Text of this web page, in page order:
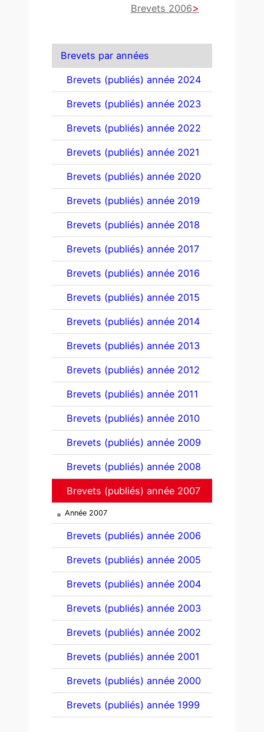
Brevets par années
Brevets (publiés) année 2024
Brevets (publiés) année 2023
Brevets (publiés) année 2022
Brevets (publiés) année 2021
Brevets (publiés) année 2020
Brevets (publiés) année 2019
Brevets (publiés) année 2018
Brevets (publiés) année 2017
Brevets (publiés) année 2016
Brevets (publiés) année 2015
Brevets (publiés) année 2014
Brevets (publiés) année 2013
Brevets (publiés) année 2012
Brevets (publiés) année 2011
Brevets (publiés) année 2010
Brevets (publiés) année 2009
Brevets (publiés) année 2008
Brevets (publiés) année 2007
Année 2007
Brevets (publiés) année 2006
Brevets (publiés) année 2005
Brevets (publiés) année 2004
Brevets (publiés) année 2003
Brevets (publiés) année 2002
Brevets (publiés) année 2001
Brevets (publiés) année 2000
Brevets (publiés) année 1999
Brevets 2006